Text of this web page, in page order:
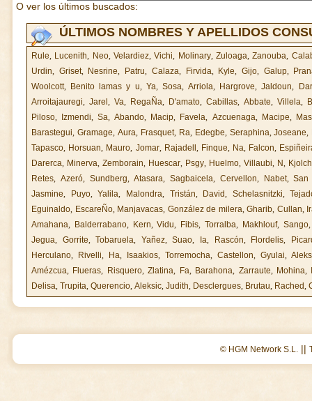
O ver los últimos buscados:
ÚLTIMOS NOMBRES Y APELLIDOS
Rule, Lucenith, Neo,Velardiez,Vichi, Molinary,Zuloaga,Zanouba,
Urdin, Griset, Nesrine, Patru, Calaza, Firvida, Kyle,Gijo, Galup,
Woolcott, Benito lamas y u, Ya, Sosa,Arriola, Hargrove,Jaldoun,
Arroitajauregi, Jarel , Va, RegaÑa, D'amato, Cabillas, Abbate, Villela,
Piloso, Izmendi,Sa,Abando, Macip, Favela, Azcuenaga, Macipe,
Barastegui, Gramage, Aura, Frasquet, Ra, Edegbe, Seraphina,Joseane,
Tapasco, Horsuan, Mauro, Jomar, Rajadell , Finque, Na, Falcon,
Darerca, Minerva, Zemborain, Huescar, Psgy, Huelmo, Villaubi, N,
Retes, Azeró, Sundberg,Atasara, Sagbaicela, Cervellon, Nabet,San
Jasmine, Puyo,Yalila, Malondra, Tristán, David, Schelasnitzki,
Eguinaldo, EscareÑo, Manjavacas, González de milera,Gharib, Cullan,
Amahana, Balderrabano, Kern,Vidu, Fibis,Torralba, Makhlouf, Sango
Jegua, Gorrite,Tobaruela, Yañez,Suao, Ia, Rascón, Flordelis,
Herculano, Rivelli, Ha, Isaakios, Torremocha, Castellon, Gyulai,
Amézcua, Flueras, Risquero,Zlatina, Fa, Barahona, Zarraute, Mohina,
Delisa, Trupita, Querencio, Aleksic, Judith, Desclergues, Brutau, Rached,
© HGM Network S.L. ||